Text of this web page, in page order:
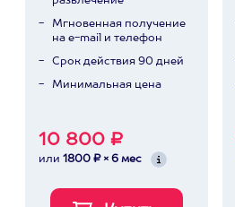
Мгновенная получение
на e-mail и телефон
Срок действия 90 дней
Минимальная цена
10 800 ₽
или 1800 ₽ × 6 мес